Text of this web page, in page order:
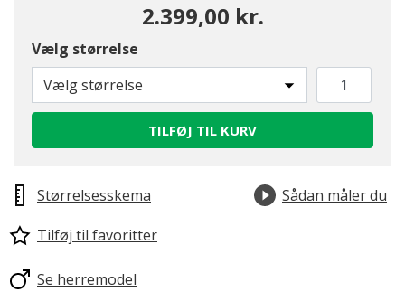
2.399,00 kr.
Vælg størrelse
Vælg størrelse
TILFØJ TIL KURV
Størrelsesskema
Sådan måler du
Tilføj til favoritter
Se herremodel